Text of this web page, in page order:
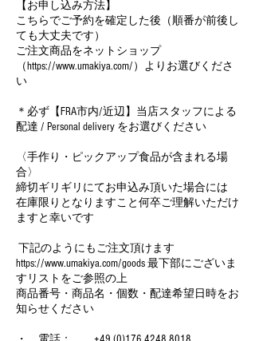
【お申し込み方法】
こちらでご予約を確定した後（順番が前後し
ても大丈夫です）
ご注文商品をネットショップ
（https://www.umakiya.com/）よりお選びくださ
い
＊必ず【FRA市内/近辺】当店スタッフによる
配達 / Personal delivery をお選びください
〈手作り・ピックアップ食品が含まれる場
合〉
締切ギリギリにてお申込み頂いた場合には
在庫限りとなりますこと何卒ご理解いただけ
ますと幸いです
下記のようにもご注文頂けます
https://www.umakiya.com/goods 最下部にございま
すリストをご参照の上
商品番号・商品名・個数・配達希望日時をお
知らせください